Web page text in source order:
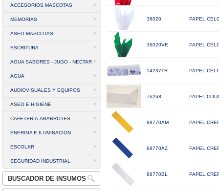
ACCESORIOS MASCOTAS
MEMORIAS
ASEO MASCOTAS
ESCRITURA
AGUA SABORES - JUGO - NECTAR
AGUA
AUDIOVISUALES Y EQUIPOS
ASEO E HIGIENE
CAFETERIA-ABARROTES
ENERGIA E ILUMINACION
ESCOLAR
SEGURIDAD INDUSTRIAL
BUSCADOR DE INSUMOS
36020 PAPEL
36020VE PAPEL
14237TR PAPEL
76268 PAPEL
88770AM PAPEL
88770AZ PAPEL
88770BL PAPEL